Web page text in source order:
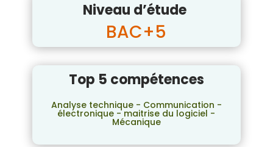
Niveau d’étude
BAC+5
Top 5 compétences
Analyse technique - Communication -
électronique - maitrise du logiciel -
Mécanique